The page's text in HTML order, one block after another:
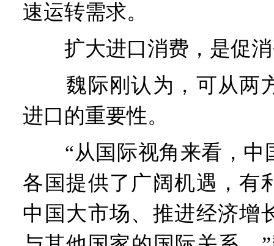
速运转需求。
扩大进口消费，是促消
魏际刚认为，可从两
进口的重要性。
“从国际视角来看，中
各国提供了广阔机遇，有
中国大市场、推进经济增